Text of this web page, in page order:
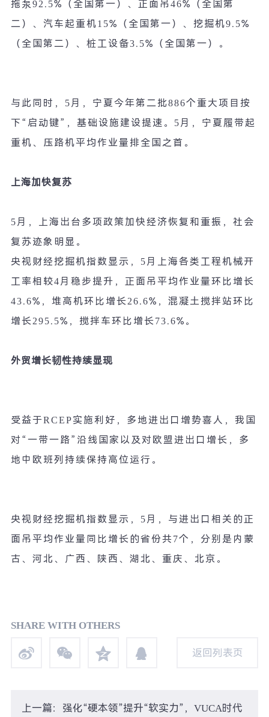
拖泵92.5% （全国第一）、正面吊46%
（全国第
二）、汽车起重机15% （全国第一）、挖掘机9.5%
（全国第二）、桩工设备3.5% （全国第一）。
与此同时， 5月，宁夏今年第二批886个重大项目按
下 “启动键” ，基础设施建设提速。 5月，宁夏履带起
重机、压路机平均作业量排全国之首。
上海加快复苏
5月，上海出台多项政策加快经济恢复和重振，社会
复苏迹象明显。
央视财经挖掘机指数显示， 5月上海各类工程机械开
工率相较4月稳步提升，正面吊平均作业量环比增长
43.6% ，堆高机环比增长26.6% ，混凝土搅拌站环比
增长295.5% ，搅拌车环比增长73.6% 。
外贸增长韧性持续显现
受益于RCEP实施利好，多地进出口增势喜人，我国
对“一带一路” 沿线国家以及对欧盟进出口增长，多
地中欧班列持续保持高位运行。
央视财经挖掘机指数显示， 5月，与进出口相关的正
面吊平均作业量同比增长的省份共7个，分别是内蒙
古、河北、广西、陕西、湖北、重庆、北京。
SHARE WITH OTHERS
返回列表页
上一篇：强化“硬本领”提升“软实力”，VUCA时代